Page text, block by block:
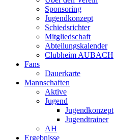
Sponsoring
Jugendkonzept
Schiedsrichter
Mitgliedschaft
Abteilungskalender
Clubheim AUBACH
Fans
Dauerkarte
Mannschaften
Aktive
Jugend
Jugendkonzept
Jugendtrainer
AH
Ergebnisse